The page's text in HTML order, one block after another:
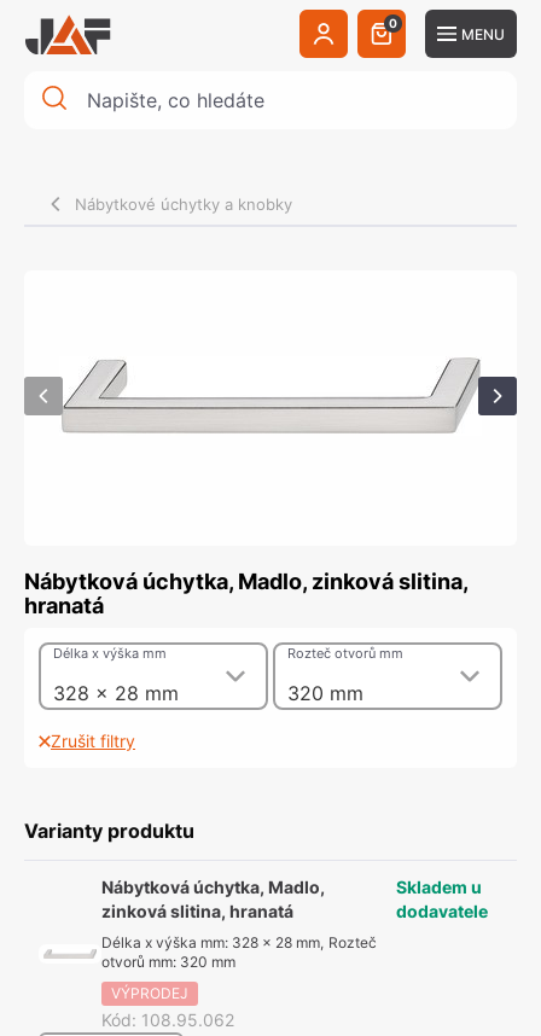
0
MENU
Nábytkové úchytky a knobky
Nábytková úchytka, Madlo, zinková slitina,
hranatá
328 x 28 mm
Délka x výška mm
320 mm
Rozteč otvorů mm
Zrušit filtry
Varianty produktu
Nábytková úchytka, Madlo,
zinková slitina, hranatá
Délka x výška mm: 328 x 28 mm, Rozteč
otvorů mm: 320 mm
VÝPRODEJ
Kód: 108.95.062
Skladem u
dodavatele